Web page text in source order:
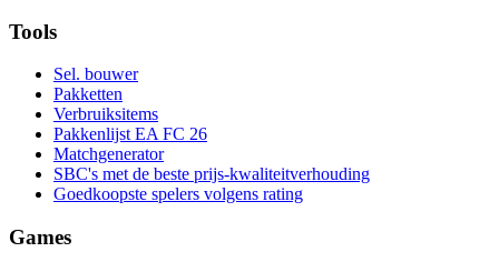
Tools
Sel. bouwer
Pakketten
Verbruiksitems
Pakkenlijst EA FC 26
Matchgenerator
SBC's met de beste prijs-kwaliteitverhouding
Goedkoopste spelers volgens rating
Games